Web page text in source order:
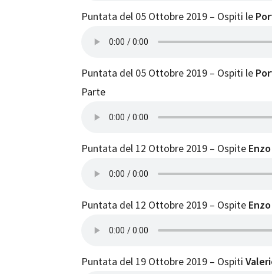
Puntata del 05 Ottobre 2019 – Ospiti le
Puntata del 05 Ottobre 2019 – Ospiti le
Parte
Puntata del 12 Ottobre 2019 – Ospite
Puntata del 12 Ottobre 2019 – Ospite
Puntata del 19 Ottobre 2019 – Ospiti